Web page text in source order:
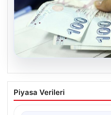
06.08.2026
Nisan 2026 Doğum
Hesaplara Yatırıldı:
Piyasa Verileri